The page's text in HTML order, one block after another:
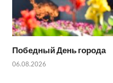
Победный День города
06.08.2026